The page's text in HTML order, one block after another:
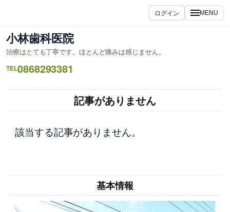
ス
キ
ッ
ログイン MENU
小林歯科医院
治療はとても丁寧です。ほとんど痛みは感じません。
TEL0868293381
記事がありません
該当する記事がありません。
基本情報